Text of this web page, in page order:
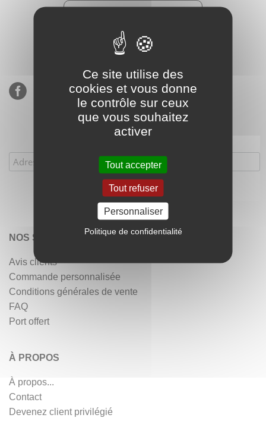
★★★★★
Etsy : 900 ventes, 294 avis
NOS SERVICES
Avis clients
Commande personnalisée
Conditions générales de vente
FAQ
Port offert
À PROPOS
À propos...
Contact
Devenez client privilégié
Ce site utilise des
cookies et vous donne
le contrôle sur ceux
que vous souhaitez
activer
Tout accepter
Tout refuser
Personnaliser
Politique de confidentialité